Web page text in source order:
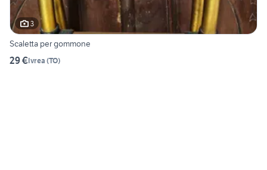
3
Scaletta per gommone
29 €Ivrea (TO)